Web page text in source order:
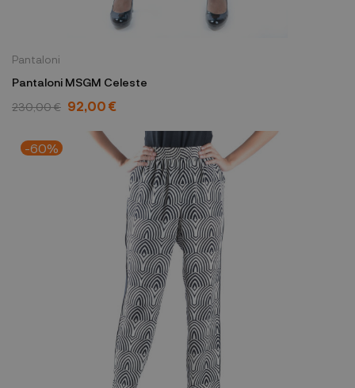
Pantaloni
Pantaloni MSGM Celeste
230,00 € 92,00 €
-60%